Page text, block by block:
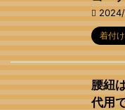
着付
腰紐
代用